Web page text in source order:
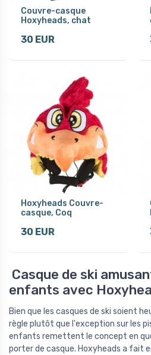
Couvre-casque
Hoxyheads, chat
30 EUR
Hoxyheads Couvre-
casque, Coq
30 EUR
Casque de ski
enfants avec
Bien que les casques de ski soient
règle plutôt que l'exception sur les
enfants remettent le concept en
porter de casque. Hoxyheads a fait